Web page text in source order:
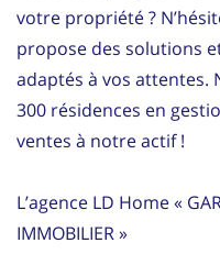
votre propriété ?
propose des solutions
adaptés à vos attentes.
300 résidences en
ventes à notre actif !
L’agence LD Home «
IMMOBILIER »